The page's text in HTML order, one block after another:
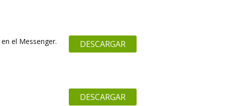
DESCARGAR
el Messenger.
DESCARGAR